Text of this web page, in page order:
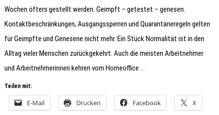
Wochen öfters gestellt werden. Geimpft – getestet – genesen.
Kontaktbeschränkungen, Ausgangssperren und Quarantäneregeln gelten
für Geimpfte und Genesene nicht mehr. Ein Stück Normalität ist in den
Alltag vieler Menschen zurückgekehrt. Auch die meisten Arbeitnehmer
und Arbeitnehmerinnen kehren vom Homeoffice …
Teilen mit:
E-Mail Drucken Facebook X